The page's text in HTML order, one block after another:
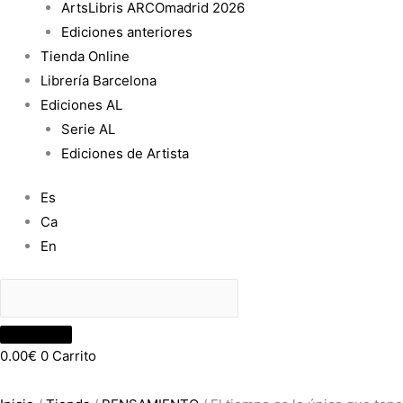
ArtsLibris ARCOmadrid 2026
Ediciones anteriores
Tienda Online
Librería Barcelona
Ediciones AL
Serie AL
Ediciones de Artista
Es
Ca
En
0.00€ 0 Carrito